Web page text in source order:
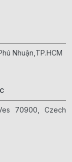
Nhuận,TP.HCM
70900, Czech